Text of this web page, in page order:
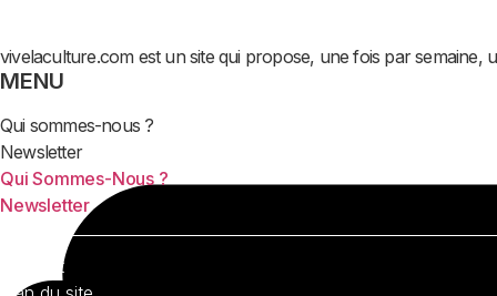
vivelaculture.com est un site qui propose, une fois par semaine,
MENU
Qui sommes-nous ?
Newsletter
Qui Sommes-Nous ?
Newsletter
Contact